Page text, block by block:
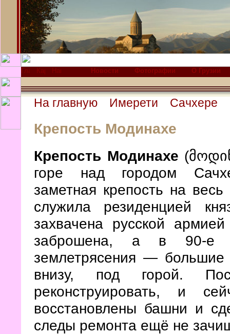
Новости Фотографии О Грузии
На главную Имерети Сачхере
Крепость Модинахе
Крепость Модинахе
горе над городом
заметная крепость на
служила резиденцией
захвачена русской
заброшена, а в 90-е
землетрясения — большие
внизу, под горой.
реконструировать, и
восстановлены башни и
следы ремонта ещё не